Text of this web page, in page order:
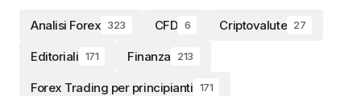
Analisi Forex 323 CFD 6 Criptovalute 27
Editoriali 171 Finanza 213
Forex Trading per principianti 171